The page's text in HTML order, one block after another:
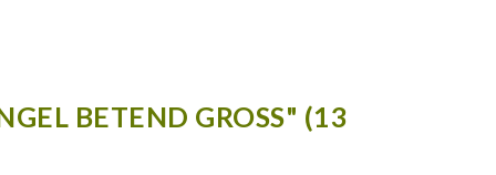
BETEND GROSS" (13 C